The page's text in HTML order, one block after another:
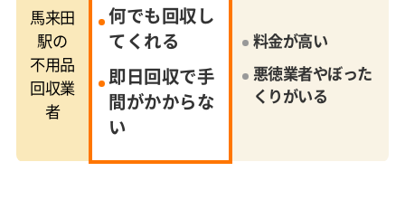
馬来田
駅の
不用品
回収業
者
何でも回収し
てくれる
即日回収で手
間がかからな
い
料金が高い
悪徳業者やぼった
くりがいる